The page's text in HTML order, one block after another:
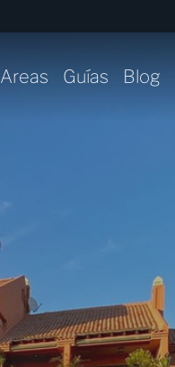
Areas Guías Blog